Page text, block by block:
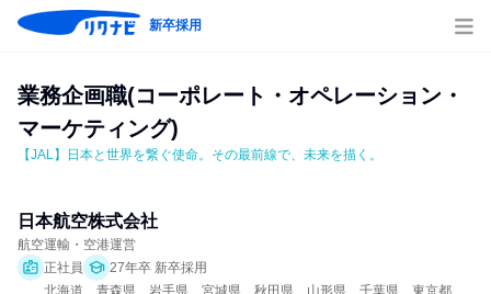
新卒採用
業務企画職(コーポレート・オペレーション・
マーケティング)
【JAL】日本と世界を繋ぐ使命。その最前線で、未来を描く。
日本航空株式会社
航空運輸・空港運営
正社員
27年卒 新卒採用
北海道、青森県、岩手県、宮城県、秋田県、山形県、千葉県、東京都、